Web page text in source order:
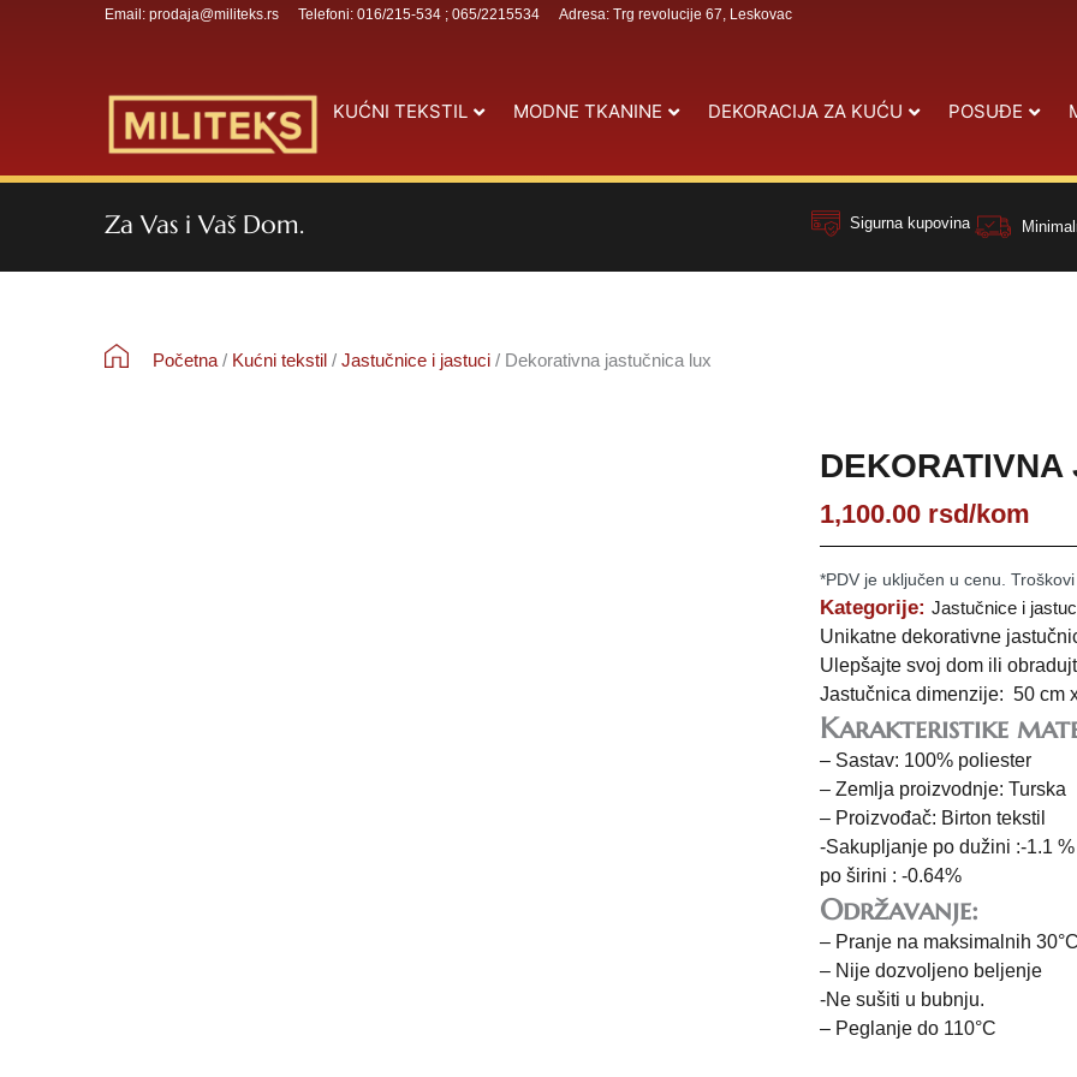
Email: prodaja@militeks.rs Telefoni: 016/215-534 ; 065/2215534 Adresa: Trg revolucije 67, Leskovac
KUĆNI TEKSTIL MODNE TKANINE DEKORACIJA ZA KUĆU POSUĐE
Za Vas i Vaš Dom. Sigurna kupovina
Početna / Kućni tekstil / Jastučnice i jastuci / Dekorativna jastučnica lux
DEKORATIVNA
1,100.00 rsd/kom
*PDV je uključen u cenu.
Kategorije: Jastučnice i
Unikatne dekorativne
Ulepšajte svoj dom ili
Jastučnica dimenzije: 50 cm
Karakteristike
– Sastav: 100% poliester
– Zemlja proizvodnje: Turska
– Proizvođač: Birton tekstil
-Sakupljanje po dužini :-1.1 %
po širini : -0.64%
Održavanje:
– Pranje na maksimalnih 30°C
– Nije dozvoljeno beljenje
-Ne sušiti u bubnju.
– Peglanje do 110°C